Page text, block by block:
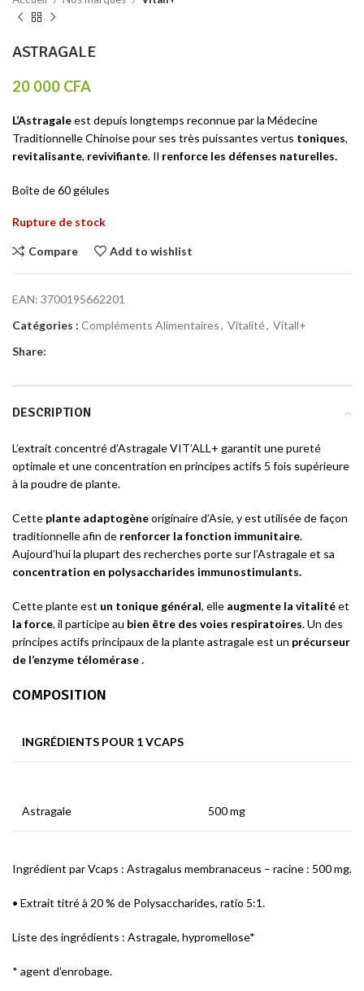
ASTRAGALE
20 000 CFA
L’Astragaleest depuis longtemps reconnue par la Médecine
Traditionnelle Chinoise pour ses très puissantes vertus toniques,
revitalisante, revivifiante. Il renforce les défenses naturelles.
Boîte de 60 gélules
Rupture de stock
Compare Add to wishlist
EAN: 3700195662201
Catégories : Compléments Alimentaires, Vitalité, Vitall+
Share:
DESCRIPTION
L’extrait concentré d’Astragale VIT’ALL+ garantit une pureté
optimale et une concentration en principes actifs 5 fois supérieure
à la poudre de plante.
Cette plante adaptogèneoriginaire d’Asie, y est utilisée de façon
traditionnelle afin de renforcer la fonction immunitaire.
Aujourd’hui la plupart des recherches porte sur l’Astragale et sa
concentration en polysaccharides immunostimulants.
Cette plante est un tonique général, elle augmente la vitalitéet
la force, il participe au bien être des voies respiratoires. Un des
principes actifs principaux de la plante astragale est un précurseur
de l’enzyme télomérase .
COMPOSITION
INGRÉDIENTS POUR 1 VCAPS
Astragale 500 mg
Ingrédient par Vcaps : Astragalus membranaceus – racine : 500 mg.
• Extrait titré à 20 % de Polysaccharides, ratio 5:1.
Liste des ingrédients : Astragale, hypromellose*
* agent d’enrobage.